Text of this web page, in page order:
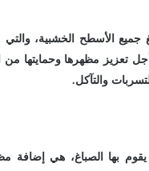
الأسطح الخشبية، والتي
تعزيز مظهرها وحمايتها من
والتآكل.
يقوم بها الصباغ، هي إضافة